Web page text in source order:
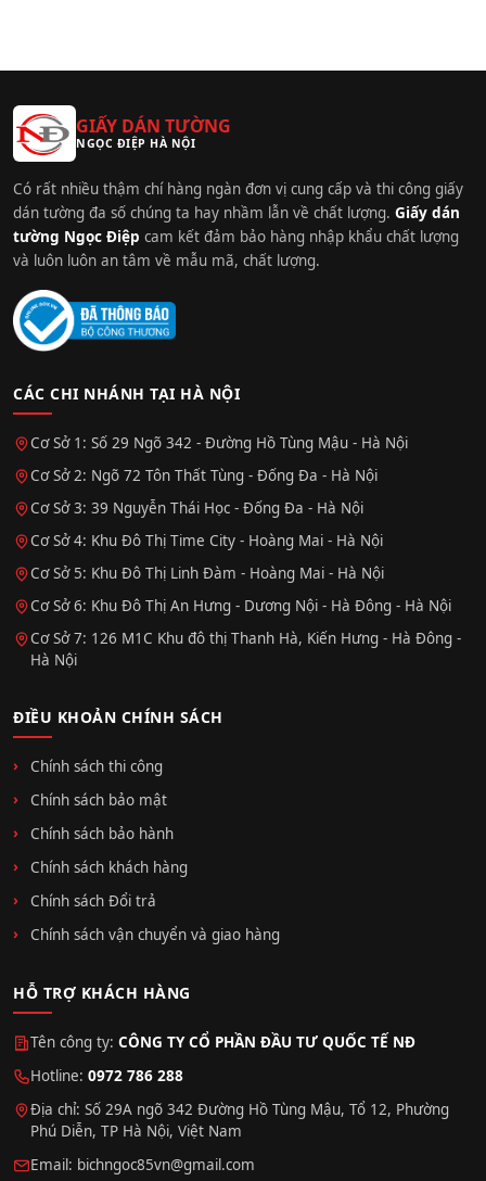
GIẤY DÁN TƯỜNG
NGỌC ĐIỆP HÀ NỘI
Có rất nhiều thậm chí hàng ngàn đơn vị cung cấp và thi công giấy
dán tường đa số chúng ta hay nhầm lẫn về chất lượng. Giấy dán
tường Ngọc Điệp cam kết đảm bảo hàng nhập khẩu chất lượng
và luôn luôn an tâm về mẫu mã, chất lượng.
CÁC CHI NHÁNH TẠI HÀ NỘI
Cơ Sở 1: Số 29 Ngõ 342 - Đường Hồ Tùng Mậu - Hà Nội
Cơ Sở 2: Ngõ 72 Tôn Thất Tùng - Đống Đa - Hà Nội
Cơ Sở 3: 39 Nguyễn Thái Học - Đống Đa - Hà Nội
Cơ Sở 4: Khu Đô Thị Time City - Hoàng Mai - Hà Nội
Cơ Sở 5: Khu Đô Thị Linh Đàm - Hoàng Mai - Hà Nội
Cơ Sở 6: Khu Đô Thị An Hưng - Dương Nội - Hà Đông - Hà Nội
Cơ Sở 7: 126 M1C Khu đô thị Thanh Hà, Kiến Hưng - Hà Đông -
Hà Nội
ĐIỀU KHOẢN CHÍNH SÁCH
Chính sách thi công
Chính sách bảo mật
Chính sách bảo hành
Chính sách khách hàng
Chính sách Đổi trả
Chính sách vận chuyển và giao hàng
HỖ TRỢ KHÁCH HÀNG
Tên công ty: CÔNG TY CỔ PHẦN ĐẦU TƯ QUỐC TẾ NĐ
Hotline: 0972 786 288
Địa chỉ: Số 29A ngõ 342 Đường Hồ Tùng Mậu, Tổ 12, Phường
Phú Diễn, TP Hà Nội, Việt Nam
Email: bichngoc85vn@gmail.com